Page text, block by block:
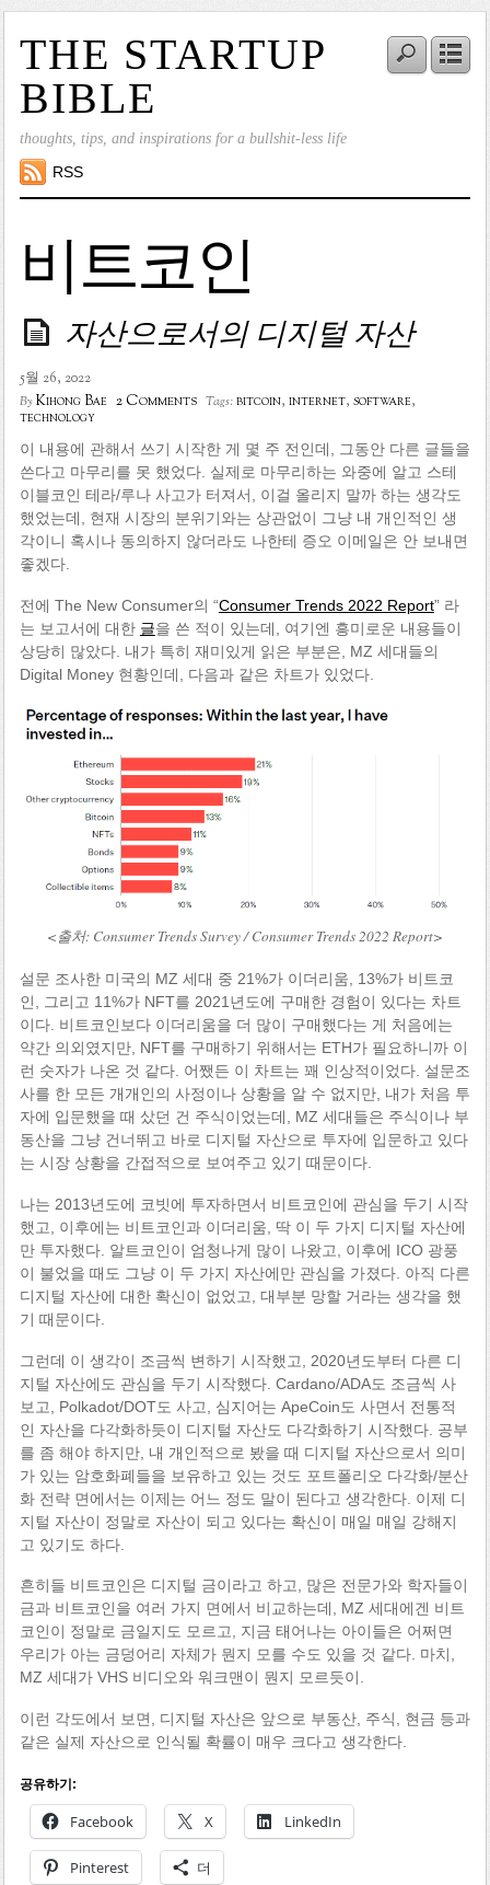
THE STARTUP
BIBLE
thoughts, tips, and inspirations for a bullshit-less life
RSS
비트코인
자산으로서의 디지털 자산
5월 26, 2022
ByKihong Bae 2 Comments Tags:bitcoin, internet, software,
technology
이 내용에 관해서 쓰기 시작한 게 몇 주 전인데, 그동안 다른 글들을
쓴다고 마무리를 못 했었다. 실제로 마무리하는 와중에 알고 스테
이블코인 테라/루나 사고가 터져서, 이걸 올리지 말까 하는 생각도
했었는데, 현재 시장의 분위기와는 상관없이 그냥 내 개인적인 생
각이니 혹시나 동의하지 않더라도 나한테 증오 이메일은 안 보내면
좋겠다.
전에 The New Consumer의 “Consumer Trends 2022 Report” 라
는 보고서에 대한 글을 쓴 적이 있는데, 여기엔 흥미로운 내용들이
상당히 많았다. 내가 특히 재미있게 읽은 부분은, MZ 세대들의
Digital Money 현황인데, 다음과 같은 차트가 있었다.
<출처: Consumer Trends Survey / Consumer Trends 2022 Report>
설문 조사한 미국의 MZ 세대 중 21%가 이더리움, 13%가 비트코
인, 그리고 11%가 NFT를 2021년도에 구매한 경험이 있다는 차트
이다. 비트코인보다 이더리움을 더 많이 구매했다는 게 처음에는
약간 의외였지만, NFT를 구매하기 위해서는 ETH가 필요하니까 이
런 숫자가 나온 것 같다. 어쨌든 이 차트는 꽤 인상적이었다. 설문조
사를 한 모든 개개인의 사정이나 상황을 알 수 없지만, 내가 처음 투
자에 입문했을 때 샀던 건 주식이었는데, MZ 세대들은 주식이나 부
동산을 그냥 건너뛰고 바로 디지털 자산으로 투자에 입문하고 있다
는 시장 상황을 간접적으로 보여주고 있기 때문이다.
나는 2013년도에 코빗에 투자하면서 비트코인에 관심을 두기 시작
했고, 이후에는 비트코인과 이더리움, 딱 이 두 가지 디지털 자산에
만 투자했다. 알트코인이 엄청나게 많이 나왔고, 이후에 ICO 광풍
이 불었을 때도 그냥 이 두 가지 자산에만 관심을 가졌다. 아직 다른
디지털 자산에 대한 확신이 없었고, 대부분 망할 거라는 생각을 했
기 때문이다.
그런데 이 생각이 조금씩 변하기 시작했고, 2020년도부터 다른 디
지털 자산에도 관심을 두기 시작했다. Cardano/ADA도 조금씩 사
보고, Polkadot/DOT도 사고, 심지어는 ApeCoin도 사면서 전통적
인 자산을 다각화하듯이 디지털 자산도 다각화하기 시작했다. 공부
를 좀 해야 하지만, 내 개인적으로 봤을 때 디지털 자산으로서 의미
가 있는 암호화폐들을 보유하고 있는 것도 포트폴리오 다각화/분산
화 전략 면에서는 이제는 어느 정도 말이 된다고 생각한다. 이제 디
지털 자산이 정말로 자산이 되고 있다는 확신이 매일 매일 강해지
고 있기도 하다.
흔히들 비트코인은 디지털 금이라고 하고, 많은 전문가와 학자들이
금과 비트코인을 여러 가지 면에서 비교하는데, MZ 세대에겐 비트
코인이 정말로 금일지도 모르고, 지금 태어나는 아이들은 어쩌면
우리가 아는 금덩어리 자체가 뭔지 모를 수도 있을 것 같다. 마치,
MZ 세대가 VHS 비디오와 워크맨이 뭔지 모르듯이.
이런 각도에서 보면, 디지털 자산은 앞으로 부동산, 주식, 현금 등과
같은 실제 자산으로 인식될 확률이 매우 크다고 생각한다.
공유하기:
Facebook X LinkedIn
Pinterest 더